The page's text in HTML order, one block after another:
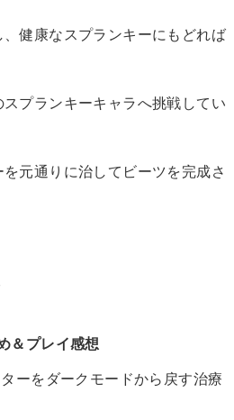
健康なスプランキーにもどれば
プランキーキャラへ挑戦してい
元通りに治してビーツを完成さ
＆プレイ感想
ーをダークモードから戻す治療